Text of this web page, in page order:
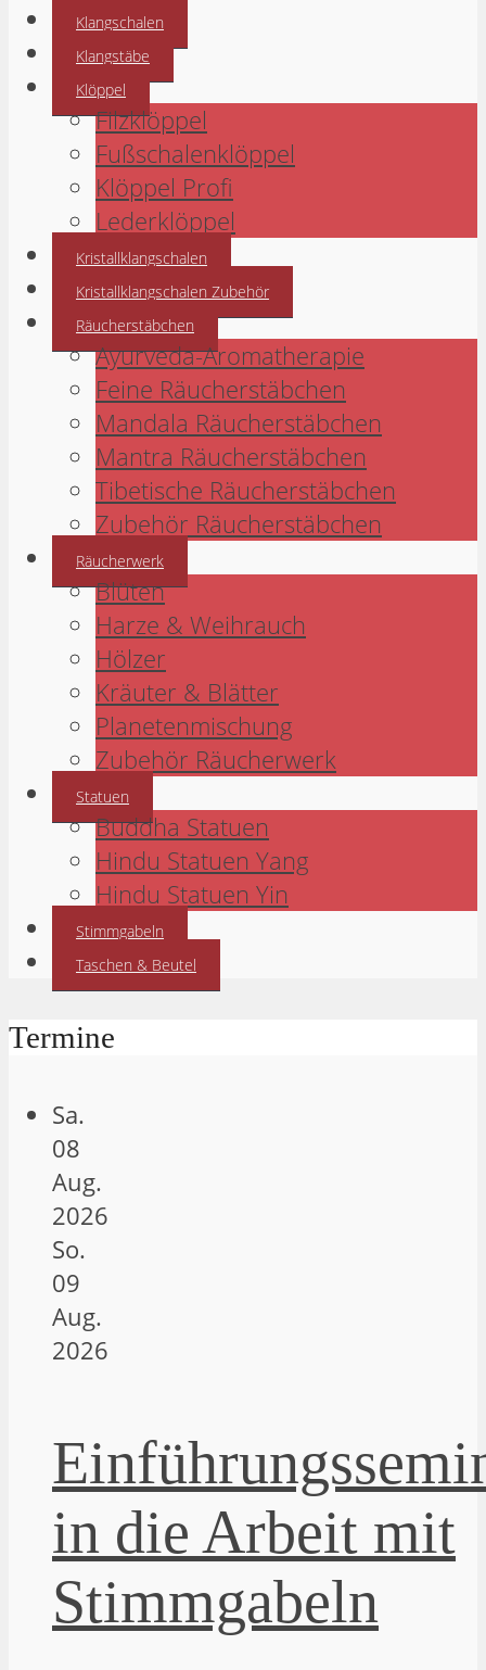
Klangschalen
Klangstäbe
Klöppel
Filzklöppel
Fußschalenklöppel
Klöppel Profi
Lederklöppel
Kristallklangschalen
Kristallklangschalen Zubehör
Räucherstäbchen
Ayurveda-Aromatherapie
Feine Räucherstäbchen
Mandala Räucherstäbchen
Mantra Räucherstäbchen
Tibetische Räucherstäbchen
Zubehör Räucherstäbchen
Räucherwerk
Blüten
Harze & Weihrauch
Hölzer
Kräuter & Blätter
Planetenmischung
Zubehör Räucherwerk
Statuen
Buddha Statuen
Hindu Statuen Yang
Hindu Statuen Yin
Stimmgabeln
Taschen & Beutel
Termine
Sa.
08
Aug.
2026
So.
09
Aug.
2026
in die Arbeit mit
Stimmgabeln